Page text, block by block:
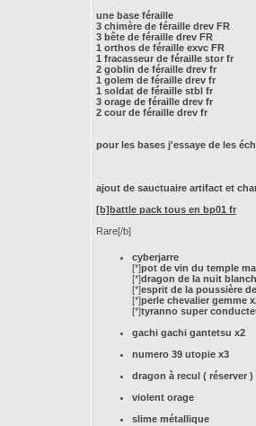
une base féraille
3 chimère de féraille drev FR
3 bête de féraille drev FR
1 orthos de féraille exvc FR
1 fracasseur de féraille stor fr
2 goblin de féraille drev fr
1 golem de féraille drev fr
1 soldat de féraille stbl fr
3 orage de féraille drev fr
2 cour de féraille drev fr
pour les bases j'essaye de les
ajout de sauctuaire artifact et
[b]battle pack tous en bp01 fr
Rare[/b]
cyberjarre
[*]pot de vin du temple
[*]dragon de la nuit
[*]esprit de la poussière
[*]perle chevalier gemme
[*]tyranno super
gachi gachi gantetsu x2
numero 39 utopie x3
dragon à recul ( réserver )
violent orage
slime métallique